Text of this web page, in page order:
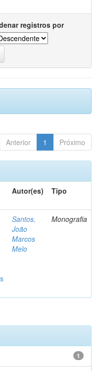
registros por
Anterior 1 Próximo
Autor(es) Tipo
Santos,
João
Marcos
Melo
Monografia
1